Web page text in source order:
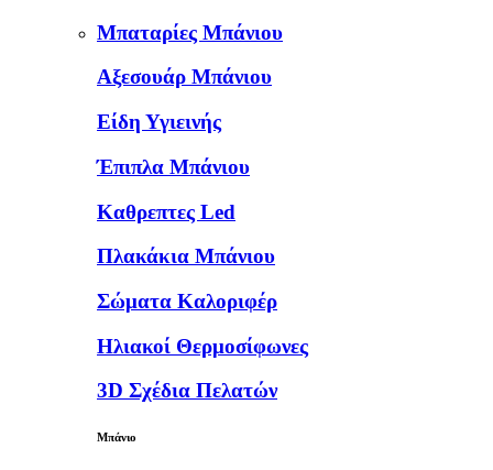
Μπαταρίες Μπάνιου
Αξεσουάρ Μπάνιου
Είδη Υγιεινής
Έπιπλα Μπάνιου
Καθρεπτες Led
Πλακάκια Μπάνιου
Σώματα Καλοριφέρ
Ηλιακοί Θερμοσίφωνες
3D Σχέδια Πελατών
Μπάνιο